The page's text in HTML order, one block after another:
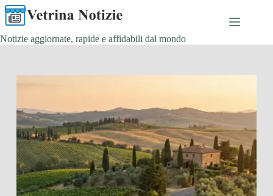
Salta
al
contenuto
Notizie aggiornate, rapide e affidabili dal mondo